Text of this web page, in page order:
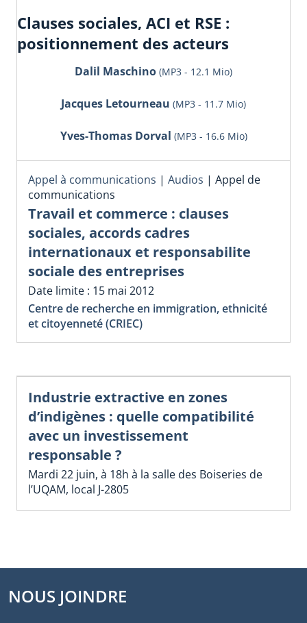
Clauses sociales, ACI et RSE :
positionnement des acteurs
Dalil Maschino (MP3 - 12.1 Mio)
Jacques Letourneau (MP3 - 11.7 Mio)
Yves-Thomas Dorval (MP3 - 16.6 Mio)
Appel à communications | Audios | Appel de
communications
Travail et commerce : clauses
sociales, accords cadres
internationaux et responsabilite
sociale des entreprises
Date limite : 15 mai 2012
Centre de recherche en immigration, ethnicité
et citoyenneté (CRIEC)
Industrie extractive en zones
d’indigènes : quelle compatibilité
avec un investissement
responsable ?
Mardi 22 juin, à 18h à la salle des Boiseries de
l’UQAM, local J-2805
NOUS JOINDRE